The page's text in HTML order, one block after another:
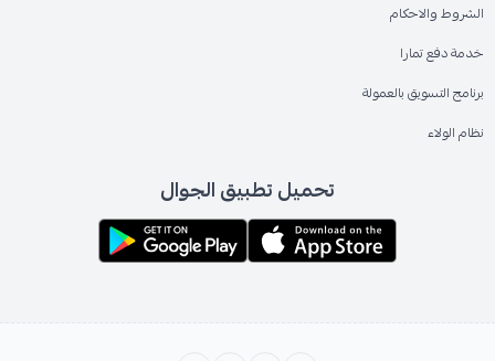
الشروط والاحكام
خدمة دفع تمارا
برنامج التسويق بالعمولة
نظام الولاء
تحميل تطبيق الجوال